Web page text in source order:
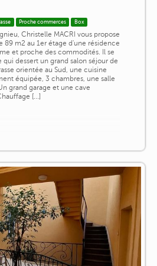
Proche commerces Box
Christelle MACRI vous propose
89 m2 au 1er étage d'une résidence
et proche des commodités. Il se
dessert un grand salon séjour de
orientée au Sud, une cuisine
équipée, 3 chambres, une salle
grand garage et une cave
[...]